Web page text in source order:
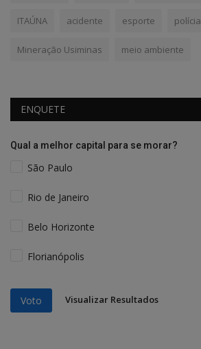
ITAÚNA acidente esporte polícia
Mineração Usiminas meio ambiente
ENQUETE
Qual a melhor capital para se morar?
São Paulo
Rio de Janeiro
Belo Horizonte
Florianópolis
Voto Visualizar Resultados